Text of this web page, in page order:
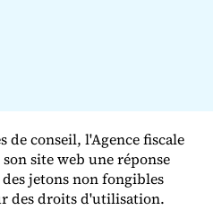
de conseil, l'Agence fiscale
site web une réponse
jetons non fongibles
des droits d'utilisation.